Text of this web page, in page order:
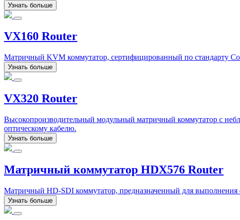
Узнать больше
VX160 Router
Матричный KVM коммутатор, сертифицированный по стандарту
Узнать больше
VX320 Router
Высокопроизводительный модульный матричный коммутатор с
оптическому кабелю.
Узнать больше
Матричный коммутатор HDX576 Router
Матричный HD-SDI коммутатор, предназначенный для выполнения
Узнать больше